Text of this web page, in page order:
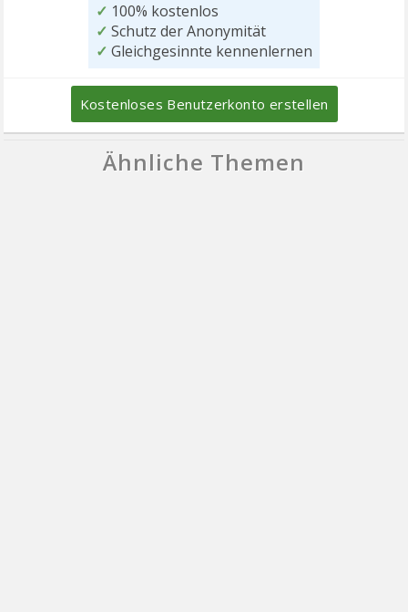
✓ 100% kostenlos
✓ Schutz der Anonymität
✓ Gleichgesinnte kennenlernen
Kostenloses Benutzerkonto erstellen
Ähnliche Themen